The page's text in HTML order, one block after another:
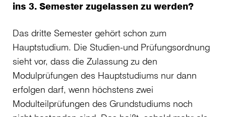
ins 3. Semester zugelassen zu werden?
Das dritte Semester gehört schon zum
Hauptstudium. Die Studien-und Prüfungsordnung
sieht vor, dass die Zulassung zu den
Modulprüfungen des Hauptstudiums nur dann
erfolgen darf, wenn höchstens zwei
Modulteilprüfungen des Grundstudiums noch